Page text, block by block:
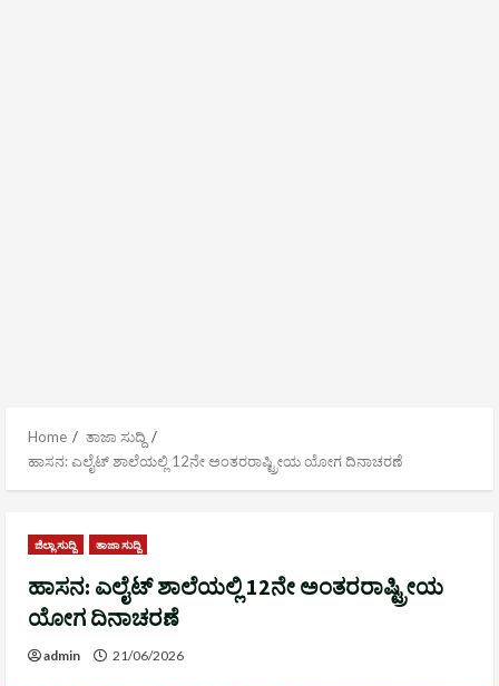
Home
ತಾಜಾ ಸುದ್ದಿ
ಹಾಸನ: ಎಲೈಟ್ ಶಾಲೆಯಲ್ಲಿ 12ನೇ ಅಂತರರಾಷ್ಟ್ರೀಯ ಯೋಗ ದಿನಾಚರಣೆ
ಜಿಲ್ಲಾ ಸುದ್ದಿ ತಾಜಾ ಸುದ್ದಿ
ಹಾಸನ: ಎಲೈಟ್ ಶಾಲೆಯಲ್ಲಿ 12ನೇ ಅಂತರರಾಷ್ಟ್ರೀಯ
ಯೋಗ ದಿನಾಚರಣೆ
admin 21/06/2026